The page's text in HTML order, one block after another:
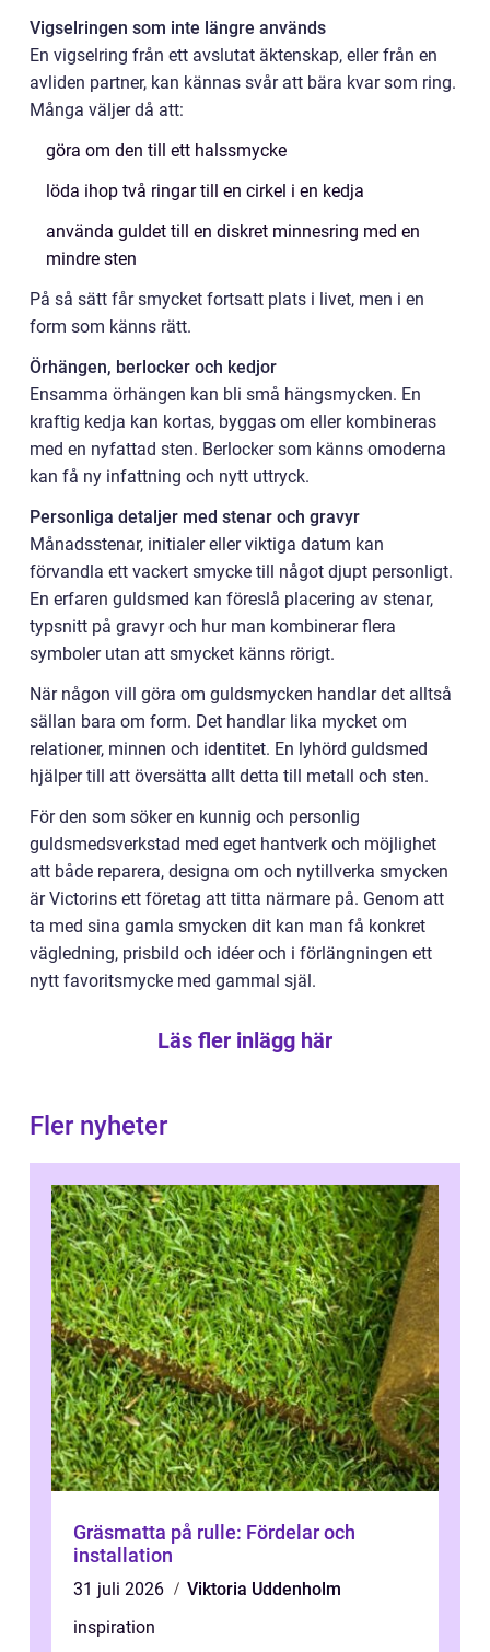
Vigselringen som inte längre används
En vigselring från ett avslutat äktenskap, eller från en
avliden partner, kan kännas svår att bära kvar som ring.
Många väljer då att:
göra om den till ett halssmycke
löda ihop två ringar till en cirkel i en kedja
använda guldet till en diskret minnesring med en
mindre sten
På så sätt får smycket fortsatt plats i livet, men i en
form som känns rätt.
Örhängen, berlocker och kedjor
Ensamma örhängen kan bli små hängsmycken. En
kraftig kedja kan kortas, byggas om eller kombineras
med en nyfattad sten. Berlocker som känns omoderna
kan få ny infattning och nytt uttryck.
Personliga detaljer med stenar och gravyr
Månadsstenar, initialer eller viktiga datum kan
förvandla ett vackert smycke till något djupt personligt.
En erfaren guldsmed kan föreslå placering av stenar,
typsnitt på gravyr och hur man kombinerar flera
symboler utan att smycket känns rörigt.
När någon vill göra om guldsmycken handlar det alltså
sällan bara om form. Det handlar lika mycket om
relationer, minnen och identitet. En lyhörd guldsmed
hjälper till att översätta allt detta till metall och sten.
För den som söker en kunnig och personlig
guldsmedsverkstad med eget hantverk och möjlighet
att både reparera, designa om och nytillverka smycken
är Victorins ett företag att titta närmare på. Genom att
ta med sina gamla smycken dit kan man få konkret
vägledning, prisbild och idéer och i förlängningen ett
nytt favoritsmycke med gammal själ.
Läs fler inlägg här
Fler nyheter
Gräsmatta på rulle: Fördelar och
installation
31 juli 2026
Viktoria Uddenholm
inspiration